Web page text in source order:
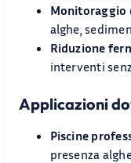
Monitoraggio
alghe,
Riduzione
interventi
Applicazioni
Piscine
presenza